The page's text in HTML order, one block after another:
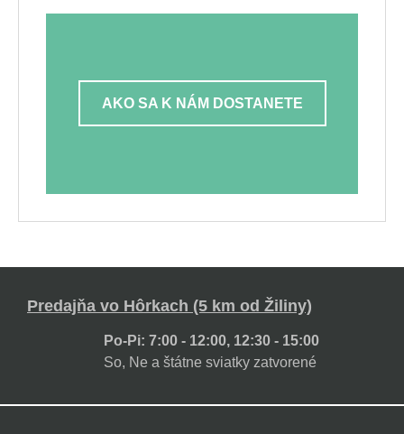
AKO SA K NÁM DOSTANETE
Predajňa vo Hôrkach (5 km od Žiliny)
Po-Pi: 7:00 - 12:00, 12:30 - 15:00
So, Ne a štátne sviatky zatvorené